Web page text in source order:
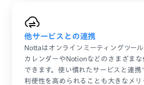
他サービスとの連携
Nottaはオンラインミーティングツー
カレンダーやNotionなどのさまざま
できます。使い慣れたサービスと連携
利便性を高められることも大きなメリ